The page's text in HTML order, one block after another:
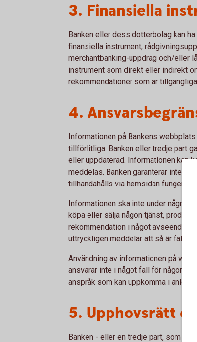
3. Finansiella
Banken eller dess dotterbolag kan
finansiella instrument,
merchantbanking-uppdrag och/eller
instrument som direkt eller indirekt
rekommendationer som är
4.
Informationen på Bankens
tillförlitliga. Banken eller tredje part
eller uppdaterad. Informationen kan
meddelas. Banken garanterar inte
tillhandahålls via hemsidan fungerar
Informationen ska inte under några
köpa eller sälja någon tjänst,
rekommendation i något avseende
uttryckligen meddelar att så är fallet.
Användning av informationen på
ansvarar inte i något fall för någon
anspråk som kan uppkomma i
5. Upphovsrätt
Banken - eller en tredje part, som